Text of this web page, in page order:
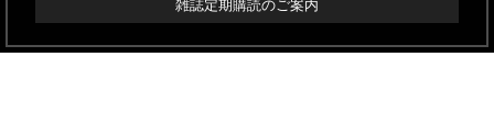
雑誌定期購読のご案内